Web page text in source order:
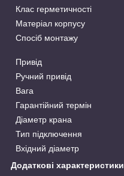
Клас герметичності
Матеріал корпусу
Спосіб монтажу
Привід
Ручний привід
Вага
Гарантійний термін
Діаметр крана
Тип підключення
Вхідний діаметр
Додаткові характеристики